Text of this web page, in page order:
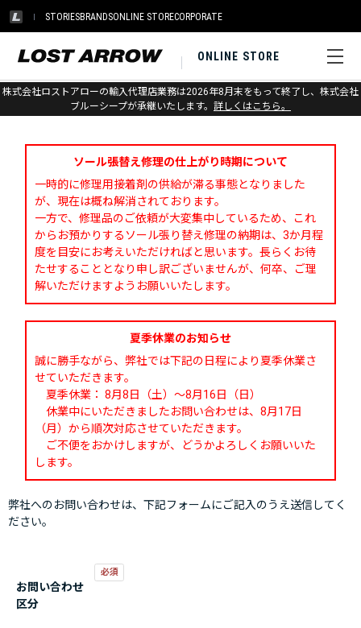
STORIESBRANDSONLINE STORECORPORATE
ONLINE STORE
株式会社ロストアローの輸入代理店業務は2026年8月末をもって終了し、株式会社
ブルーシープが承継いたします。 詳しくはこちら。
お問い合わせ
ソール張替え修理の仕上がり時期について
一時的に修理用接着剤の供給が滞る事態となりました
が、現在は概ね解消されております。
一方で、修理品のご依頼が大変集中しているため、これ
からお預かりするソール張り替え修理の納期は、3か月程
度を目安にお考えいただければと思います。長らくお待
たせすることとなり申し訳ございませんが、何卒、ご理
解いただけますようお願いいたします。
夏季休業のお知らせ
誠に勝手ながら、弊社では下記の日程により夏季休業さ
せていただきます。
夏季休業： 8月8日（土）～8月16日（日）
休業中にいただきましたお問い合わせは、8月17日
（月）から順次対応させていただきます。
ご不便をおかけしますが、どうかよろしくお願いいた
します。
弊社へのお問い合わせは、下記フォームにご記入のうえ送信してく
ださい。
お問い合わせ
区分